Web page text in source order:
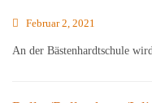
Februar 2, 2021
An der Bästenhardtschule